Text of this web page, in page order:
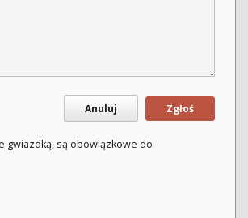
Anuluj Zgłoś
gwiazdką, są obowiązkowe do